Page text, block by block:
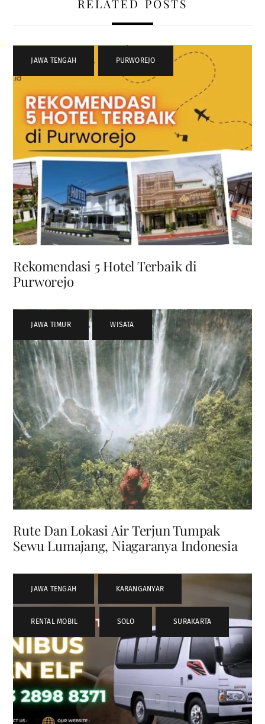
RELATED POSTS
JAWA TENGAH , PURWOREJO
Rekomendasi 5 Hotel Terbaik di
Purworejo
JAWA TIMUR , WISATA
Rute Dan Lokasi Air Terjun Tumpak
Sewu Lumajang, Niagaranya Indonesia
JAWA TENGAH KARANGANYAR
RENTAL MOBIL , SOLO SURAKARTA